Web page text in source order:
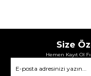
Size
Hemen Kayıt Ol